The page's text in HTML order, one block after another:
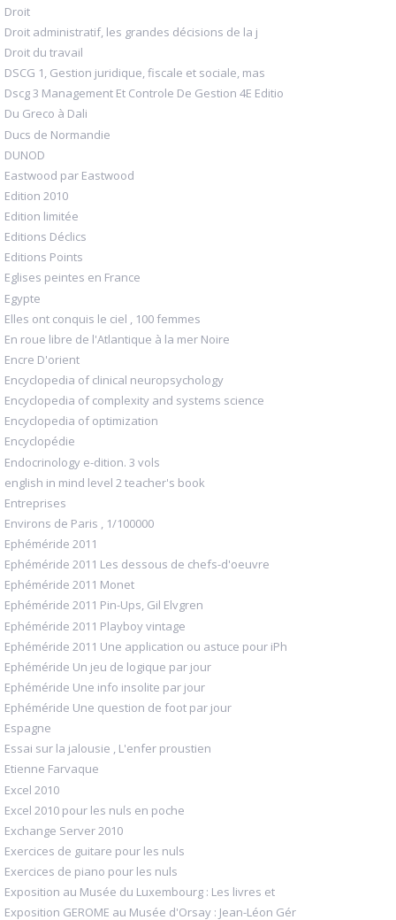
Droit
Droit administratif, les grandes décisions de la j
Droit du travail
DSCG 1, Gestion juridique, fiscale et sociale, mas
Dscg 3 Management Et Controle De Gestion 4E Editio
Du Greco à Dali
Ducs de Normandie
DUNOD
Eastwood par Eastwood
Edition 2010
Edition limitée
Editions Déclics
Editions Points
Eglises peintes en France
Egypte
Elles ont conquis le ciel , 100 femmes
En roue libre de l'Atlantique à la mer Noire
Encre D'orient
Encyclopedia of clinical neuropsychology
Encyclopedia of complexity and systems science
Encyclopedia of optimization
Encyclopédie
Endocrinology e-dition. 3 vols
english in mind level 2 teacher's book
Entreprises
Environs de Paris , 1/100000
Ephéméride 2011
Ephéméride 2011 Les dessous de chefs-d'oeuvre
Ephéméride 2011 Monet
Ephéméride 2011 Pin-Ups, Gil Elvgren
Ephéméride 2011 Playboy vintage
Ephéméride 2011 Une application ou astuce pour iPh
Ephéméride Un jeu de logique par jour
Ephéméride Une info insolite par jour
Ephéméride Une question de foot par jour
Espagne
Essai sur la jalousie , L'enfer proustien
Etienne Farvaque
Excel 2010
Excel 2010 pour les nuls en poche
Exchange Server 2010
Exercices de guitare pour les nuls
Exercices de piano pour les nuls
Exposition au Musée du Luxembourg : Les livres et
Exposition GEROME au Musée d'Orsay : Jean-Léon Gér